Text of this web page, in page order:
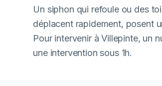
Un siphon qui refoule ou des
déplacent rapidement, posent
Pour intervenir à Villepinte, un
une intervention sous 1h.